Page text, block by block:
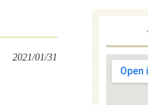
2021/01/31